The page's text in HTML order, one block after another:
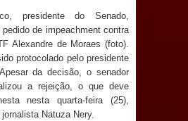
do mês trabalhado e injeta R$
na economia
de Sapé desenvolve ações
tamarindeiro e
presidente do Senado,
de impeachment contra
Alexandre de Moraes (foto).
protocolado pelo presidente
da decisão, o senador
a rejeição, o que deve
nesta quarta-feira (25),
Natuza Nery.